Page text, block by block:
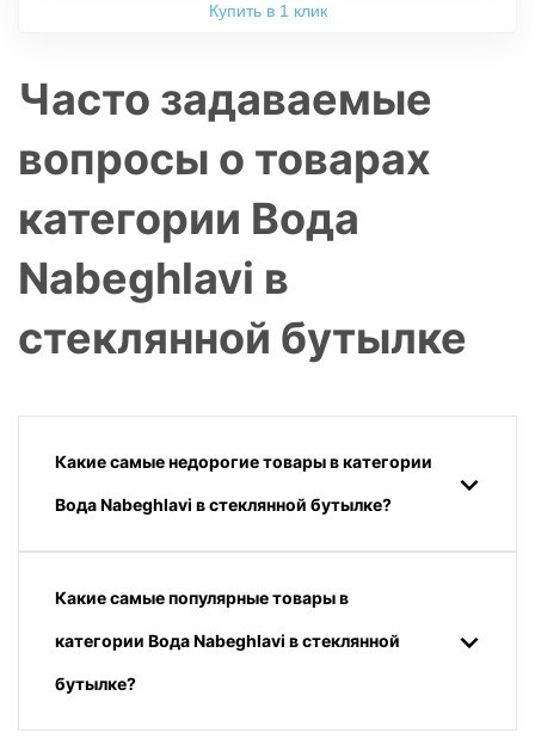
Купить в 1 клик
Часто задаваемые
вопросы о товарах
категории Вода
Nabeghlavi в
стеклянной бутылке
Какие самые недорогие товары в категории
Вода Nabeghlavi в стеклянной бутылке?
Какие самые популярные товары в
категории Вода Nabeghlavi в стеклянной
бутылке?